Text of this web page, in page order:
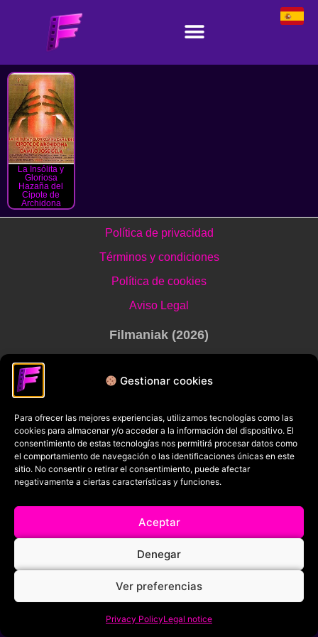
Gestionar cookies
Para ofrecer las mejores experiencias, utilizamos tecnologías como las
cookies para almacenar y/o acceder a la información del dispositivo. El
consentimiento de estas tecnologías nos permitirá procesar datos como
el comportamiento de navegación o las identificaciones únicas en este
sitio. No consentir o retirar el consentimiento, puede afectar
negativamente a ciertas características y funciones.
Aceptar
Denegar
Ver preferencias
Privacy PolicyLegal notice
La Insólita y
Gloriosa
Hazaña del
Cipote de
Archidona
Política de privacidad
Términos y condiciones
Política de cookies
Aviso Legal
Filmaniak (2026)
RRSS